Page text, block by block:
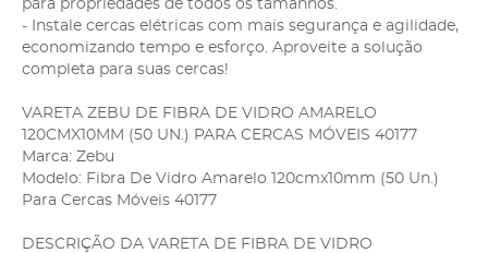
para propriedades de todos os tamanhos.
- Instale cercas elétricas com mais segurança e agilidade,
economizando tempo e esforço. Aproveite a solução
completa para suas cercas!
VARETA ZEBU DE FIBRA DE VIDRO AMARELO
120CMX10MM (50 UN.) PARA CERCAS MÓVEIS 40177
Marca: Zebu
Modelo: Fibra De Vidro Amarelo 120cmx10mm (50 Un.)
Para Cercas Móveis 40177
DESCRIÇÃO DA VARETA DE FIBRA DE VIDRO